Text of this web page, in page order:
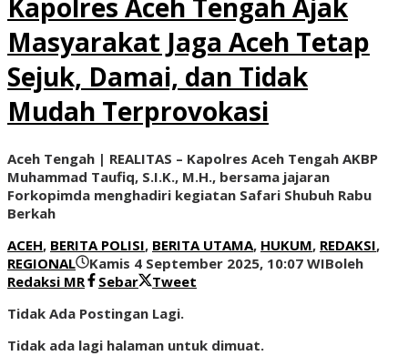
Kapolres Aceh Tengah Ajak
Masyarakat Jaga Aceh Tetap
Sejuk, Damai, dan Tidak
Mudah Terprovokasi
Aceh Tengah | REALITAS – Kapolres Aceh Tengah AKBP
Muhammad Taufiq, S.I.K., M.H., bersama jajaran
Forkopimda menghadiri kegiatan Safari Shubuh Rabu
Berkah
ACEH, BERITA POLISI, BERITA UTAMA, HUKUM, REDAKSI,
REGIONAL
Kamis 4 September 2025, 10:07 WIBoleh
Redaksi MR
Sebar
Tweet
Tidak Ada Postingan Lagi.
Tidak ada lagi halaman untuk dimuat.